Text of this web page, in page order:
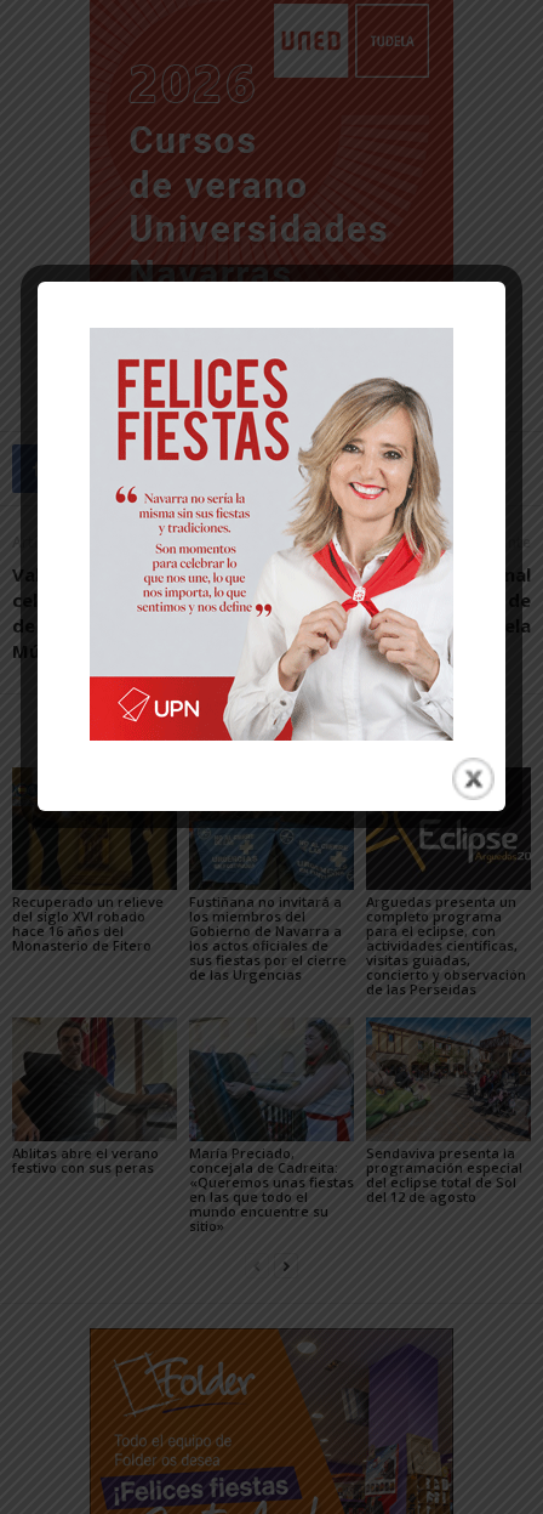
Artículo anterior
Valtierra se prepara para
celebrar la quinta edición
de su Fin de Semana de la
Música
Artículo siguiente
Carta del Servicio Normal
de Urgencias (SNU) de
Tudela
Artículos relacionados Más del autor
Recuperado un relieve
del siglo XVI robado
hace 16 años del
Monasterio de Fitero
Fustiñana no invitará a
los miembros del
Gobierno de Navarra a
los actos oficiales de
sus fiestas por el cierre
de las Urgencias
Arguedas presenta un
completo programa
para el eclipse, con
actividades científicas,
visitas guiadas,
concierto y observación
de las Perseidas
Ablitas abre el verano
festivo con sus peras
María Preciado,
concejala de Cadreita:
«Queremos unas fiestas
en las que todo el
mundo encuentre su
sitio»
Sendaviva presenta la
programación especial
del eclipse total de Sol
del 12 de agosto